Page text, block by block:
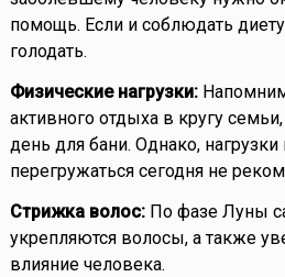
помощь. Если и соблюдать
голодать.
Физические нагрузки:
активного отдыха в кругу
день для бани. Однако, нагрузки
перегружаться сегодня не
Стрижка волос: По фазе Луны
укрепляются волосы, а также
влияние человека.